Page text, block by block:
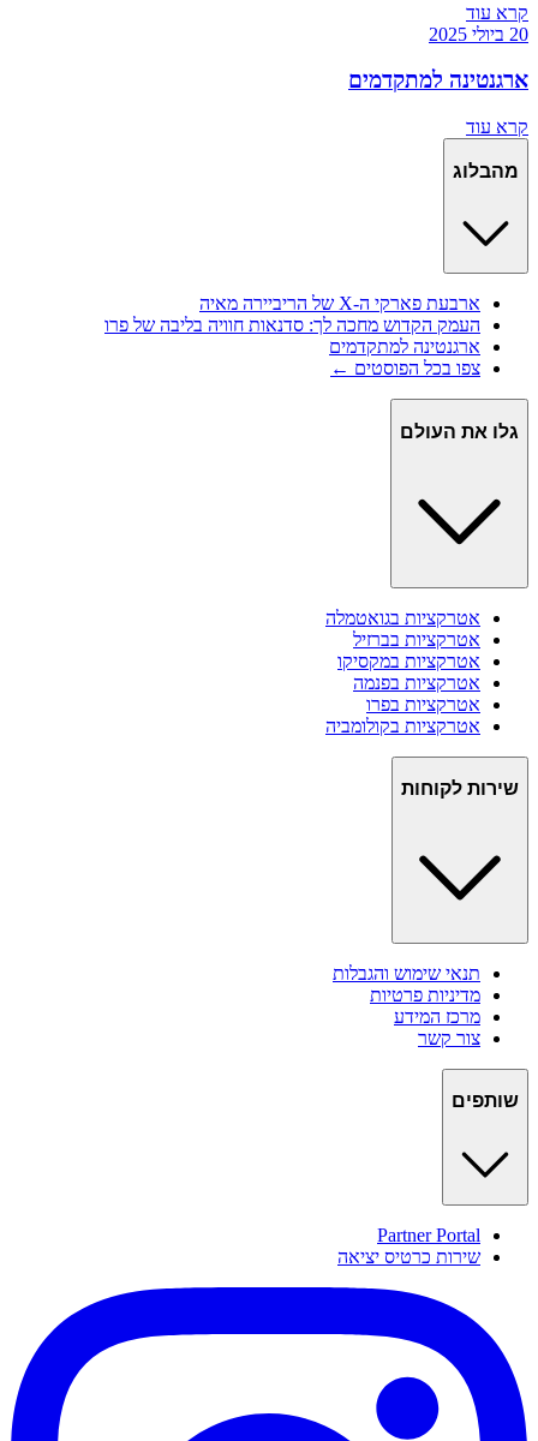
קרא עוד
20 ביולי 2025
ארגנטינה למתקדמים
קרא עוד
מהבלוג
ארבעת פארקי ה-X של הריביירה מאיה
העמק הקדוש מחכה לך: סדנאות חוויה בליבה של פרו
ארגנטינה למתקדמים
צפו בכל הפוסטים ←
גלו את העולם
אטרקציות בגואטמלה
אטרקציות בברזיל
אטרקציות במקסיקו
אטרקציות בפנמה
אטרקציות בפרו
אטרקציות בקולומביה
שירות לקוחות
תנאי שימוש והגבלות
מדיניות פרטיות
מרכז המידע
צור קשר
שותפים
Partner Portal
שירות כרטיס יציאה